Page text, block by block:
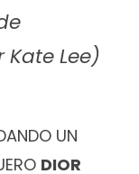
Lee)
UN
DIOR